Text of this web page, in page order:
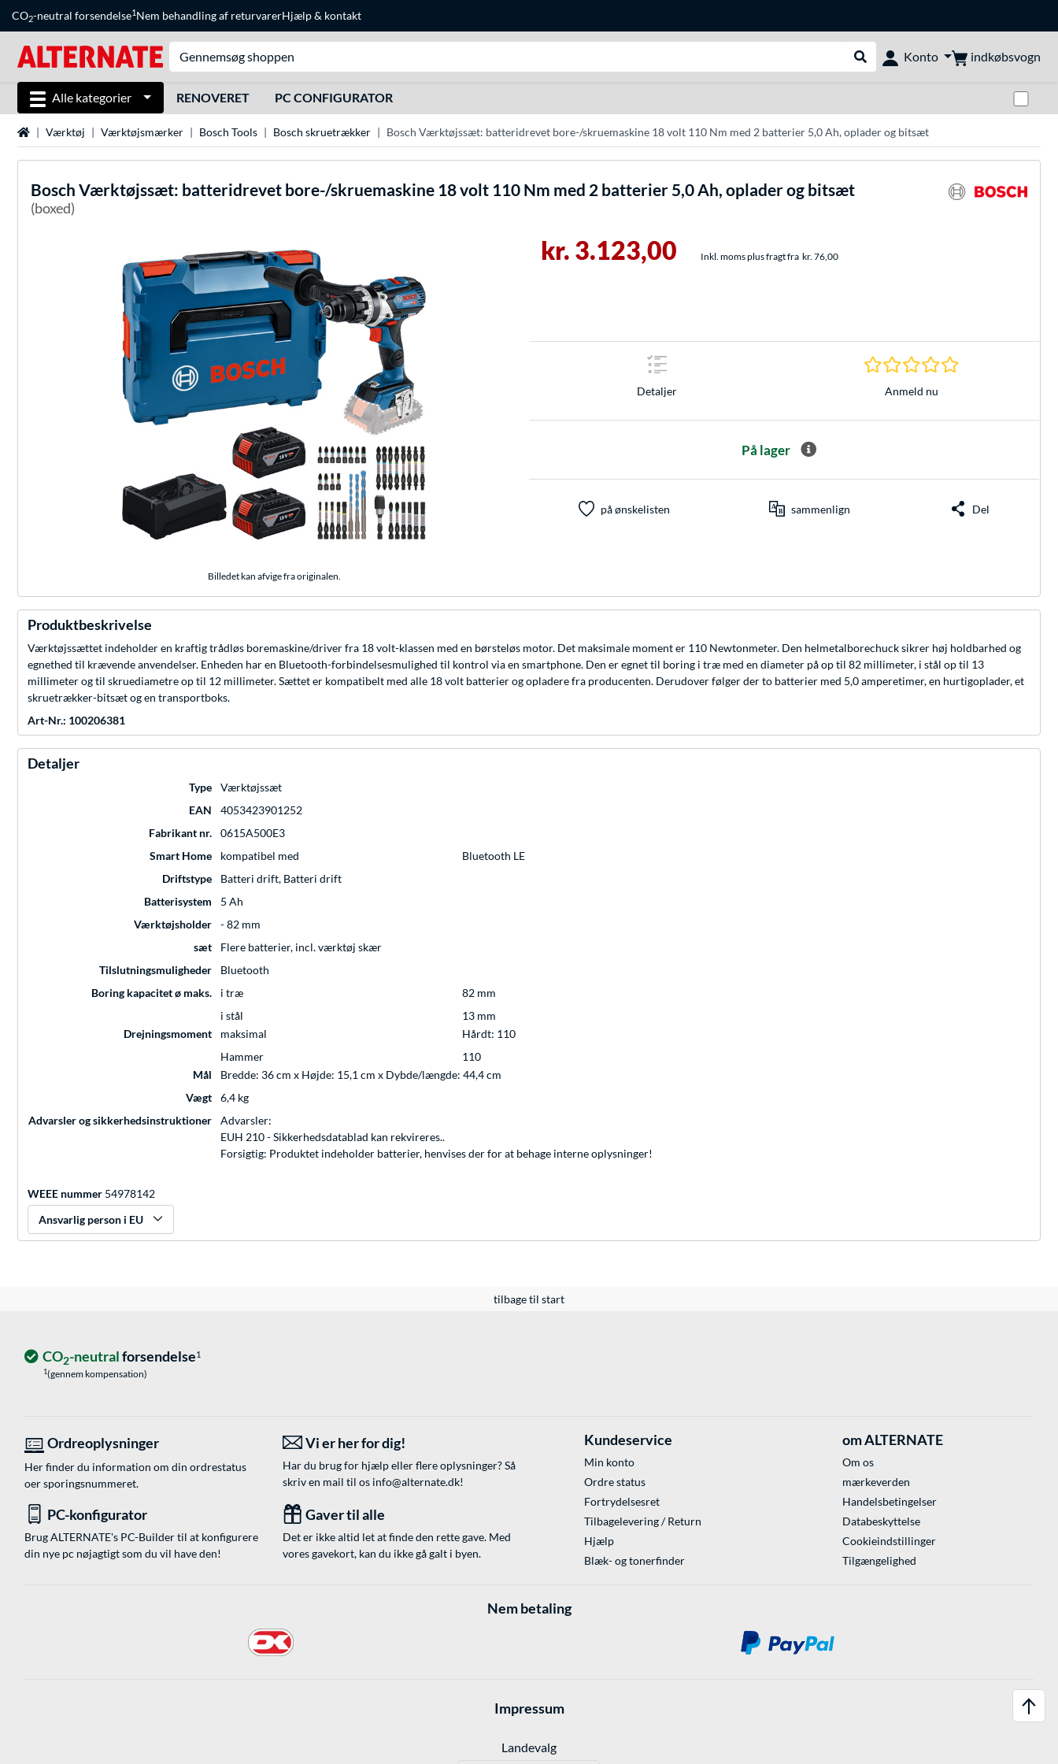
CO2-neutral forsendelse1Nem behandling af returvarerHjælp& kontakt
Udfør søgning
Konto indkøbsvogn
Alle kategorier RENOVERET PC CONFIGURATOR
StartsideVærktøj Værktøjsmærker Bosch Tools Bosch skruetrækker Bosch Værktøjssæt: batteridrevet bore-/skruemaskine 18 volt 110 Nm med 2 batterier 5,0 Ah, oplader og bitsæt
Bosch Værktøjssæt: batteridrevet bore-/skruemaskine 18 volt 110 Nm med 2 batterier 5,0 Ah, oplader og bitsæt
(boxed)
Billedet kan afvige fra originalen.
kr. 3.123,00 Inkl. moms plus fragt fra kr. 76,00
Detaljer
0.0 Stjerner hos 0
Anmeld nu
På lager
på ønskelisten sammenlign Del
Produktbeskrivelse
Værktøjssættet indeholder en kraftig trådløs boremaskine/driver fra 18 volt-klassen med en børsteløs motor. Det maksimale moment er 110 Newtonmeter. Den helmetalborechuck sikrer høj holdbarhed og
egnethed til krævende anvendelser. Enheden har en Bluetooth-forbindelsesmulighed til kontrol via en smartphone. Den er egnet til boring i træ med en diameter på op til 82 millimeter, i stål op til 13
millimeter og til skruediametre op til 12 millimeter. Sættet er kompatibelt med alle 18 volt batterier og opladere fra producenten. Derudover følger der to batterier med 5,0 amperetimer, en hurtigoplader, et
skruetrækker-bitsæt og en transportboks.
Art-Nr.: 100206381
Detaljer
Type
Værktøjssæt
EAN
4053423901252
Fabrikant nr.
0615A500E3
Smart Home
kompatibel med
Bluetooth LE
Driftstype
Batteri drift, Batteri drift
Batterisystem
5 Ah
Værktøjsholder
- 82 mm
sæt
Flere batterier, incl. værktøj skær
Tilslutningsmuligheder
Bluetooth
Boring kapacitet ø maks.
i træ
82 mm
i stål
13 mm
Drejningsmoment
maksimal
Hårdt: 110
Hammer
110
Mål
Bredde: 36 cm x Højde: 15,1 cm x Dybde/længde: 44,4 cm
Vægt
6,4 kg
Advarsler og sikkerhedsinstruktioner
Advarsler:
EUH 210 - Sikkerhedsdatablad kan rekvireres..
Forsigtig: Produktet indeholder batterier, henvises der for at behage interne oplysninger!
WEEE nummer 54978142
Ansvarlig person i EU
tilbage til start
CO2-neutralforsendelse1
1(gennem kompensation)
Ordreoplysninger
Her finder du information om din ordrestatus
oer sporingsnummeret.
Vi er her for dig!
Har du brug for hjælp eller flere oplysninger? Så
skriv en mail til os info@alternate.dk!
PC-konfigurator
Brug ALTERNATE's PC-Builder til at konfigurere
din nye pc nøjagtigt som du vil have den!
Gaver til alle
Det er ikke altid let at finde den rette gave. Med
vores gavekort, kan du ikke gå galt i byen.
Kundeservice
Min konto
Ordre status
Fortrydelsesret
Tilbagelevering / Return
Hjælp
Blæk- og tonerfinder
om ALTERNATE
Om os
mærkeverden
Handelsbetingelser
Databeskyttelse
Cookieindstillinger
Tilgængelighed
Nem betaling
Impressum
Landevalg